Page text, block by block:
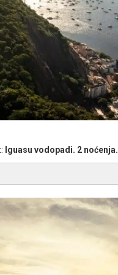
Iguasu vodopadi. 2 noćenja.
Cataratas del Iguazu
Iguasu.